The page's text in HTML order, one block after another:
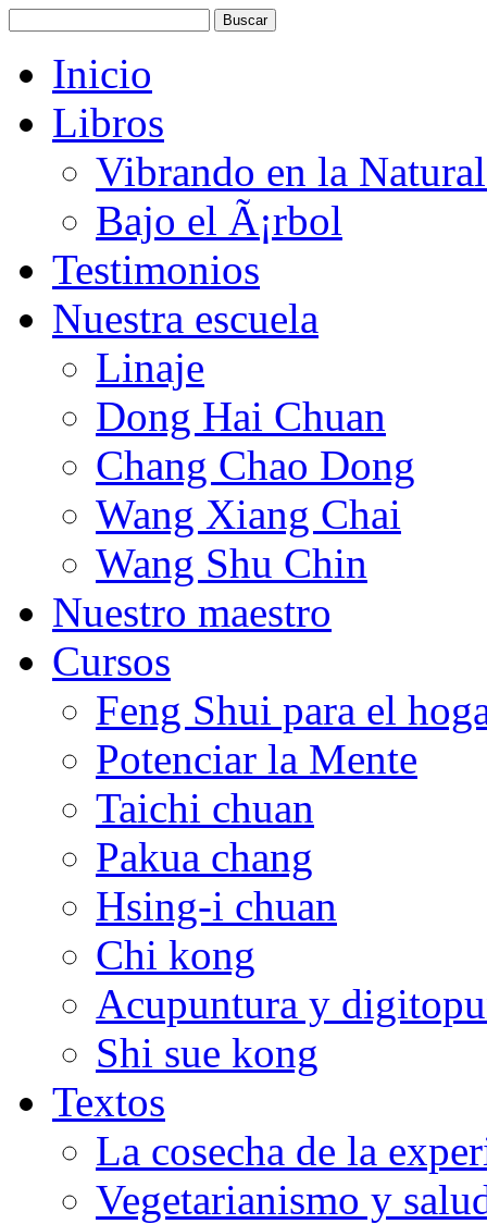
Inicio
Libros
Vibrando en la
Bajo el Ã¡rbol
Testimonios
Nuestra escuela
Linaje
Dong Hai Chuan
Chang Chao Dong
Wang Xiang Chai
Wang Shu Chin
Nuestro maestro
Cursos
Feng Shui para el
Potenciar la Mente
Taichi chuan
Pakua chang
Hsing-i chuan
Chi kong
Acupuntura y
Shi sue kong
Textos
La cosecha de la
Vegetarianismo y